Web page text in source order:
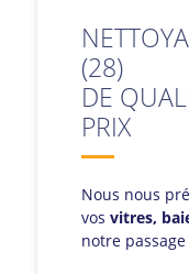
(28)
DE
PRIX
Nous nous
vos vitres,
notre